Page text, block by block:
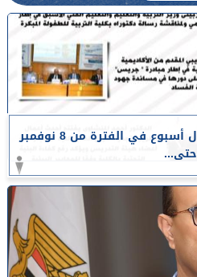
أبرز أخبار جامعة أسيوط خلال أسبوع في الفترة من 8 نوفمبر
حتى...